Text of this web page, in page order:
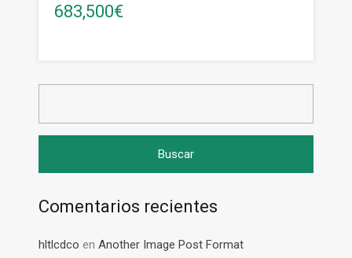
683,500€
Comentarios recientes
hltlcdco en Another Image Post Format